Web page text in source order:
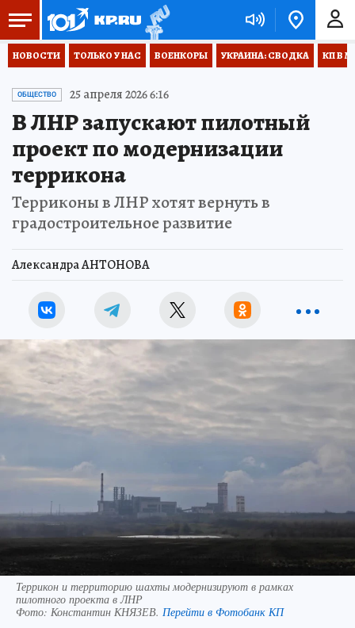
НОВОСТИ ТОЛЬКО У НАС ВОЕНКОРЫ УКРАИНА: СВОДКА КП В
ОБЩЕСТВО 25 апреля 2026 6:16
В ЛНР запускают пилотный
проект по модернизации
террикона
Терриконы в ЛНР хотят вернуть в
градостроительное развитие
Александра АНТОНОВА
Террикон и территорию шахты модернизируют в рамках
пилотного проекта в ЛНР
Фото: Константин КНЯЗЕВ. Перейти в Фотобанк КП